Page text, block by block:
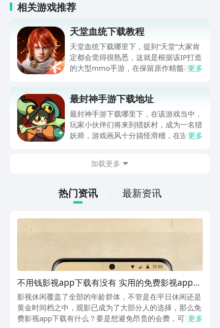
相关游戏推荐
天堂血统下载教程
天堂血统下载哪里下，提到“天堂”大家肯
定都会觉得很熟悉，这就是根据该IP打造
的大型mmo手游，在保留原作精髓基础
斗策略都有深度创新，肯定有不少伙伴都
很想玩，可提前在九游平台预约，手游福
利最有性价比APP，身后有阿里巴巴灵犀
互娱大厂支持，节假日活动来临时刻，还
更多
最封神手游下载地址
最封神手游下载哪里下，在该游戏当中，
玩家小伙伴们将来到猎妖村，成为一名猎
妖师，游戏画风十分搞怪滑稽，在游玩过
定有不少朋友感兴趣，但不知道哪里下
有性价比的APP，身后有阿里巴巴灵犀互
娱大厂支持，玩手游就到九游，海量代金
更多
加载更多
热门资讯 最新资讯
不用钱影视app下载有没有 实用的免费影视app下
载安装链接
影视休闲覆盖了全部的年龄群体，不管是在平日休闲还是
黄金时间档之中，观影已成为了大部分人的选择，那么免
费影视app下载有什么？要是想避免昂贵的会费，可以到
更多